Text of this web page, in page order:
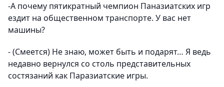
-А почему пятикратный чемпион Паназиатских игр
ездит на общественном транспорте. У вас нет
машины?
-(Смеется) Не знаю, может быть и подарят… Я ведь
недавно вернулся со столь представительных
состязаний как Паразиатские игры.